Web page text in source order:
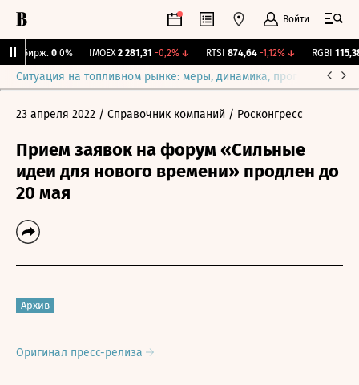
Войти
Бирж. 0 0% IMOEX 2 281,31 -0,2%↓ RTSI 874,64 -1,12%↓ RGBI 115,38
Ситуация на топливном рынке: меры, динамика, прогнозы
23 апреля 2022 / Справочник компаний / Росконгресс
Прием заявок на форум «Сильные
идеи для нового времени» продлен до
20 мая
Архив
Оригинал пресс-релиза